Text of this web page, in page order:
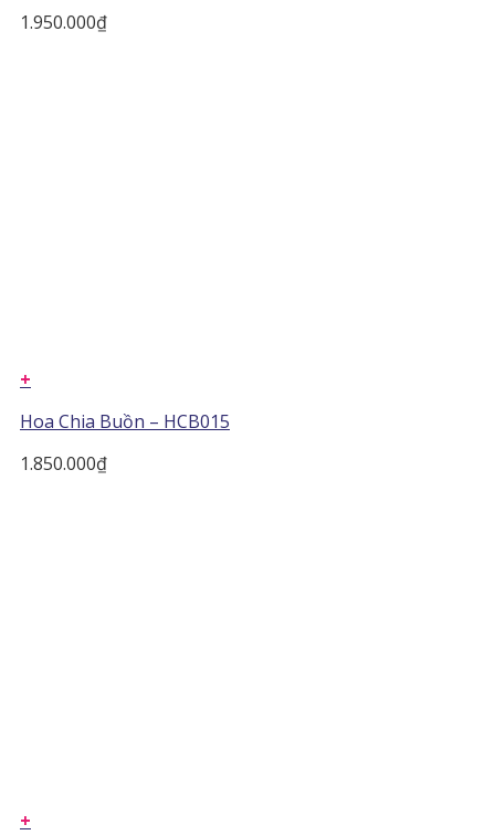
1.950.000₫
+
Hoa Chia Buồn – HCB015
1.850.000₫
+